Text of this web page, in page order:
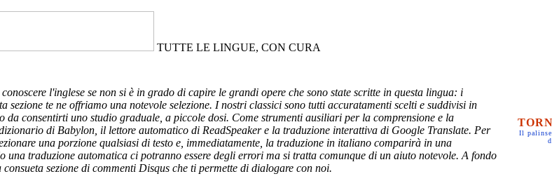
TUTTE LE LINGUE, CON CURA
l'inglese se non si è in grado di capire le grandi opere che sono state scritte in questa lingua: i
sezione te ne offriamo una notevole selezione. I nostri classici sono tutti accuratamenti scelti e suddivisi in
da consentirti uno studio graduale, a piccole dosi. Come strumenti ausiliari per la comprensione e la
di Babylon, il lettore automatico di ReadSpeaker e la traduzione interattiva di Google Translate. Per
una porzione qualsiasi di testo e, immediatamente, la traduzione in italiano comparirà in una
una traduzione automatica ci potranno essere degli errori ma si tratta comunque di un aiuto notevole. A fondo
consueta sezione di commenti Disqus che ti permette di dialogare con noi.
Il